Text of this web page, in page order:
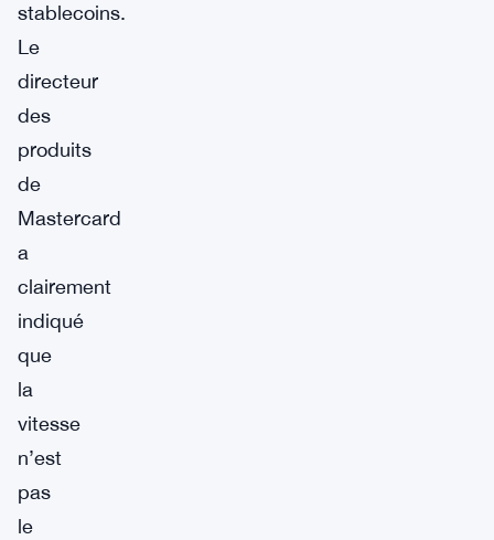
stablecoins.
Le
directeur
des
produits
de
Mastercard
a
clairement
indiqué
que
la
vitesse
n’est
pas
le